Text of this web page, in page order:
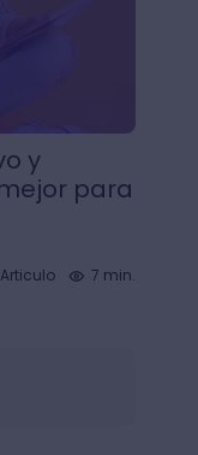
y
para
Articulo 7 min.